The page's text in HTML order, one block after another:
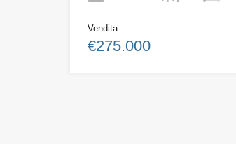
Vendita
€275.000